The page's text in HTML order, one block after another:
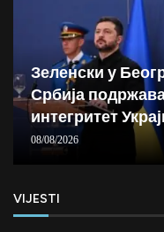
Зеленски у
Србија
интегритет
08/08/2026
VIJESTI